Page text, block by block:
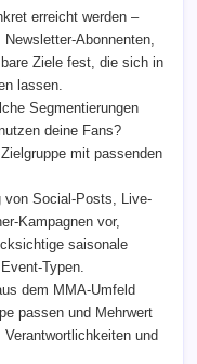
erreicht werden –
Abonnenten,
Ziele fest, die sich in
lassen.
Segmentierungen
deine Fans?
mit passenden
von Social-Posts, Live-
Kampagnen vor,
saisonale
Typen.
dem MMA-Umfeld
passen und Mehrwert
und